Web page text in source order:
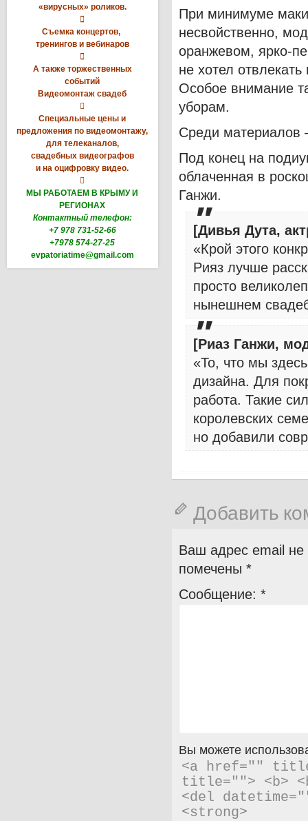
«вирусных» роликов.

Съемка концертов,
тренингов и вебинаров

А также торжественных
событий
Видеомонтаж свадеб

Специальные цены и
предложения по видеомонтажу,
для телеканалов,
свадебных видеографов
и на оцифровку видео.

МЫ РАБОТАЕМ В КРЫМУ И
РЕГИОНАХ
Контактный телефон:
+7 978 731-52-66
+7978 574-27-25
evpatoriatime@gmail.com
При минимуме
несвойственно,
оранжевом, ярко-
не хотел
Особое внимание
уборам.
Среди материалов
Под конец на
облаченная в
Ганжи.
[Дивья Дута,
«Крой этого
Рияз лучше
просто
нынешнем
[Риаз Ганжи,
«То, что мы
дизайна. Для
работа. Такие
королевских
но добавили
Добавить
Ваш адрес email не
помечены *
Сообщение: *
Вы можете
<a href=""
title=""> <b>
<del
<strong>